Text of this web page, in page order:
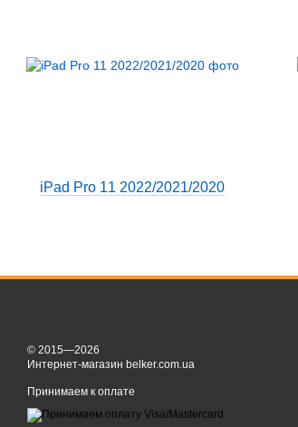
iPad Pro 11 2022/2021/2020
© 2015—2026
Интернет-магазин belker.com.ua
Принимаем к оплате